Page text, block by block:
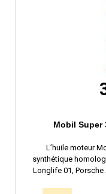
Mobil Super
L’huile moteur
synthétique
Longlife 01, Porsche